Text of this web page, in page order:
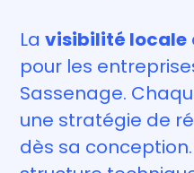
Lavisibilité locale
pour les
Sassenage.
une stratégie de
dès sa